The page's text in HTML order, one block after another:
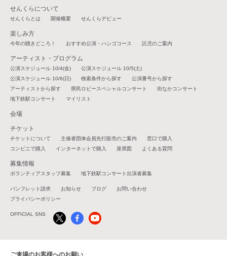
せんくらについて
せんくらとは 開催概要 せんくらデビュー
楽しみ方
今年の聴きどころ！ おすすめ公演・ハシゴコース 託児のご案内
アーティスト・プログラム
公演スケジュール 10/4(金)
公演スケジュール 10/5(土)
公演スケジュール 10/6(日)
検索条件から探す
公演番号から探す
アーティストから探す
県民ロビースペシャルコンサート
街なかコンサート
地下鉄駅コンサート
マイリスト
会場
チケット
チケットについて 主催者団体会員先行販売のご案内
窓口で購入
コンビニで購入
インターネットで購入 座席図 よくある質問
募集情報
ボランティアスタッフ募集 地下鉄駅コンサート出演者募集
パンフレット請求 お知らせ ブログ
お問い合わせ
プライバシーポリシー
OFFICIAL SNS
ご来場のお客様へのお願い